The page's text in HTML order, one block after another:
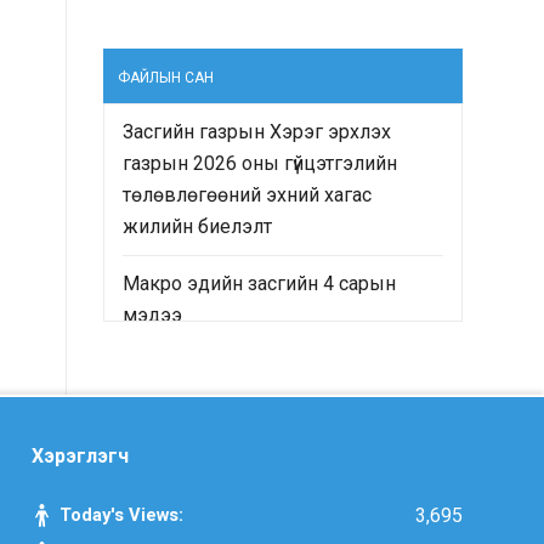
ФАЙЛЫН САН
Засгийн газрын Хэрэг эрхлэх
газрын 2026 оны гүйцэтгэлийн
төлөвлөгөөний эхний хагас
жилийн биелэлт
Макро эдийн засгийн 4 сарын
мэдээ
2024-2028 оны үйл ажиллагааны
болон “Монгол Улсын хөгжлийн
Хэрэглэгч
Today's Views: 3,695